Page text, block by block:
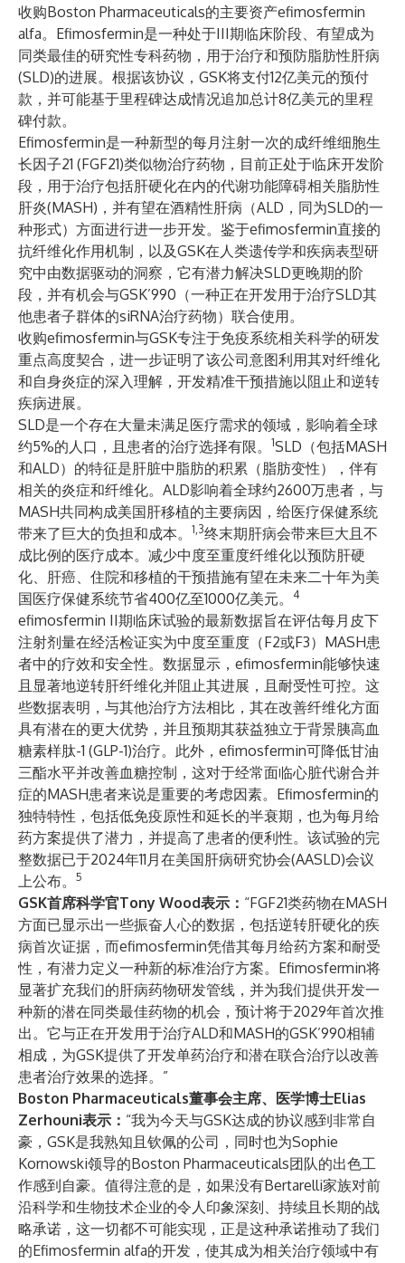
收购Boston Pharmaceuticals的主要资产efimosfermin
alfa。Efimosfermin是一种处于III期临床阶段、有望成为
同类最佳的研究性专科药物，用于治疗和预防脂肪性肝病
(SLD)的进展。根据该协议，GSK将支付12亿美元的预付
款，并可能基于里程碑达成情况追加总计8亿美元的里程
碑付款。
Efimosfermin是一种新型的每月注射一次的成纤维细胞生
长因子21 (FGF21)类似物治疗药物，目前正处于临床开发阶
段，用于治疗包括肝硬化在内的代谢功能障碍相关脂肪性
肝炎(MASH)，并有望在酒精性肝病（ALD，同为SLD的一
种形式）方面进行进一步开发。鉴于efimosfermin直接的
抗纤维化作用机制，以及GSK在人类遗传学和疾病表型研
究中由数据驱动的洞察，它有潜力解决SLD更晚期的阶
段，并有机会与GSK’990（一种正在开发用于治疗SLD其
他患者子群体的siRNA治疗药物）联合使用。
收购efimosfermin与GSK专注于免疫系统相关科学的研发
重点高度契合，进一步证明了该公司意图利用其对纤维化
和自身炎症的深入理解，开发精准干预措施以阻止和逆转
疾病进展。
SLD是一个存在大量未满足医疗需求的领域，影响着全球
约5%的人口，且患者的治疗选择有限。
1SLD（包括MASH
和ALD）的特征是肝脏中脂肪的积累（脂肪变性），伴有
相关的炎症和纤维化。ALD影响着全球约2600万患者，与
MASH共同构成美国肝移植的主要病因，给医疗保健系统
带来了巨大的负担和成本。
1,3终末期肝病会带来巨大且不
成比例的医疗成本。减少中度至重度纤维化以预防肝硬
化、肝癌、住院和移植的干预措施有望在未来二十年为美
国医疗保健系统节省400亿至1000亿美元。
4
efimosfermin II期临床试验的最新数据旨在评估每月皮下
注射剂量在经活检证实为中度至重度（F2或F3）MASH患
者中的疗效和安全性。数据显示，efimosfermin能够快速
且显著地逆转肝纤维化并阻止其进展，且耐受性可控。这
些数据表明，与其他治疗方法相比，其在改善纤维化方面
具有潜在的更大优势，并且预期其获益独立于背景胰高血
糖素样肽-1 (GLP-1)治疗。此外，efimosfermin可降低甘油
三酯水平并改善血糖控制，这对于经常面临心脏代谢合并
症的MASH患者来说是重要的考虑因素。Efimosfermin的
独特特性，包括低免疫原性和延长的半衰期，也为每月给
药方案提供了潜力，并提高了患者的便利性。该试验的完
整数据已于2024年11月在美国肝病研究协会(AASLD)会议
上公布。
5
GSK首席科学官Tony Wood表示： “FGF21类药物在MASH
方面已显示出一些振奋人心的数据，包括逆转肝硬化的疾
病首次证据，而efimosfermin凭借其每月给药方案和耐受
性，有潜力定义一种新的标准治疗方案。Efimosfermin将
显著扩充我们的肝病药物研发管线，并为我们提供开发一
种新的潜在同类最佳药物的机会，预计将于2029年首次推
出。它与正在开发用于治疗ALD和MASH的GSK’990相辅
相成，为GSK提供了开发单药治疗和潜在联合治疗以改善
患者治疗效果的选择。”
Boston Pharmaceuticals董事会主席、医学博士Elias
Zerhouni表示： “我为今天与GSK达成的协议感到非常自
豪，GSK是我熟知且钦佩的公司，同时也为Sophie
Kornowski领导的Boston Pharmaceuticals团队的出色工
作感到自豪。值得注意的是，如果没有Bertarelli家族对前
沿科学和生物技术企业的令人印象深刻、持续且长期的战
略承诺，这一切都不可能实现，正是这种承诺推动了我们
的Efimosfermin alfa的开发，使其成为相关治疗领域中有